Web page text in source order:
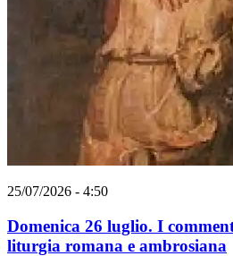
25/07/2026 - 4:50
Domenica 26 luglio. I
liturgia romana e ambrosiana